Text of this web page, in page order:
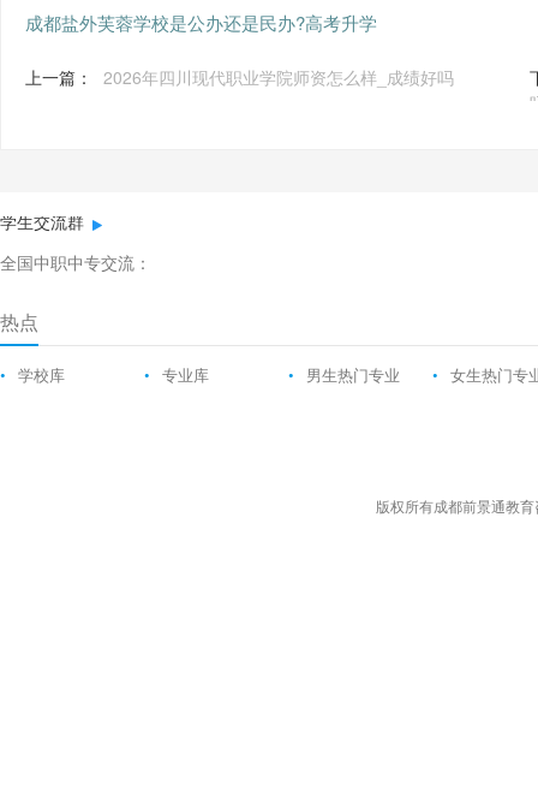
成都盐外芙蓉学校是公办还是民办?高考升学
上一篇： 2026年四川现代职业学院师资怎么样_成绩好吗
学生交流群
全国中职中专交流：
热点
• 学校库 • 专业库 • 男生热门专业 • 女生热门专
版权所有成都前景通教